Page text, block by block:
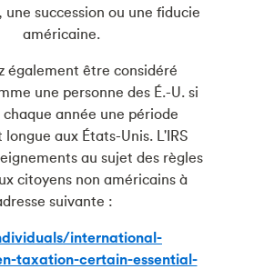
une succession ou une fiducie
américaine.
également être considéré
une personne des É.-U. si
chaque année une période
aux États-Unis. L'IRS
au sujet des règles
citoyens non américains à
suivante :
international-
taxation-certain-essential-